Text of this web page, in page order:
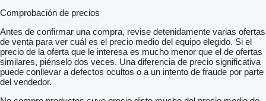
Comprobación de precios
Antes de confirmar una compra, revise detenidamente varias ofertas
de venta para ver cuál es el precio medio del equipo elegido. Si el
precio de la oferta que le interesa es mucho menor que el de ofertas
similares, piénselo dos veces. Una diferencia de precio significativa
puede conllevar a defectos ocultos o a un intento de fraude por parte
del vendedor.